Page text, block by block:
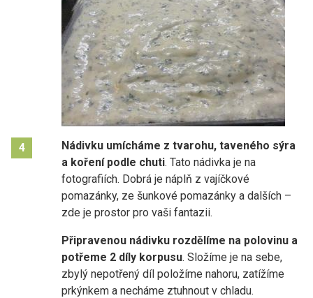
4
Nádivku umícháme z tvarohu, taveného sýra
a koření podle chuti. Tato nádivka je na
fotografiích. Dobrá je náplň z vajíčkové
pomazánky, ze šunkové pomazánky a dalších –
zde je prostor pro vaši fantazii.
Připravenou nádivku rozdělíme na polovinu a
potřeme 2 díly korpusu. Složíme je na sebe,
zbylý nepotřený díl položíme nahoru, zatížíme
prkýnkem a necháme ztuhnout v chladu.